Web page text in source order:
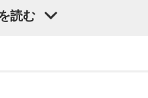
縁起が良いとされる吉日
読む